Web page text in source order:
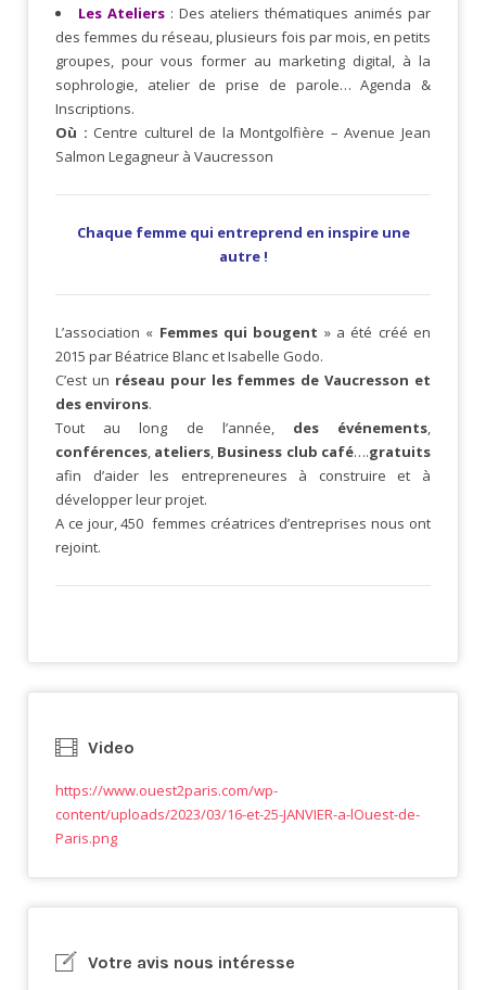
Les Ateliers : Des ateliers thématiques animés par
des femmes du réseau, plusieurs fois par mois, en petits
groupes, pour vous former au marketing digital, à la
sophrologie, atelier de prise de parole… Agenda &
Inscriptions.
Où : Centre culturel de la Montgolfière – Avenue Jean
Salmon Legagneur à Vaucresson
Chaque femme qui entreprend en inspire une
autre !
L’association « Femmes qui bougent » a été créé en
2015 par Béatrice Blanc et Isabelle Godo.
C’est un réseau pour les femmes de Vaucresson et
des environs.
Tout au long de l’année,des événements,
conférences, ateliers, Business club café….gratuits
afin d’aider les entrepreneures à construire et à
développer leur projet.
A ce jour, 450 femmes créatrices d’entreprises nous ont
rejoint.
Video
https://www.ouest2paris.com/wp-
content/uploads/2023/03/16-et-25-JANVIER-a-lOuest-de-
Paris.png
Votre avis nous intéresse